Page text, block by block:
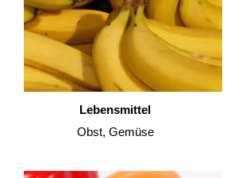
Lebensmittel
Obst, Gemüse